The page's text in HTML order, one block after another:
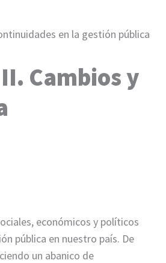
en la gestión pública
Cambios y
económicos y políticos
pública en nuestro país. De
un abanico de